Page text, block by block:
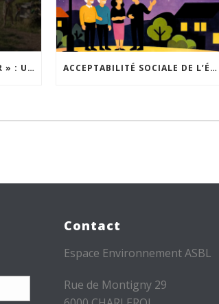
« INSPIRONS LE QUARTIER » : UN NOUVEL APPEL À PROJETS EST LANCÉ ! ACCEPTABILITÉ SOCIALE DE L’ÉCLAIRAGE NOCTURNE : LE REPLAY EST DISPONIBLE
Contact
Espace Environnement ASBL
Rue de Montigny 29